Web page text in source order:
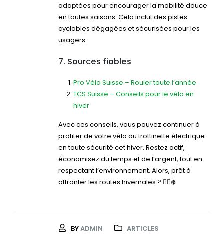
adaptées pour encourager la mobilité douce
en toutes saisons. Cela inclut des pistes
cyclables dégagées et sécurisées pour les
usagers.
7. Sources fiables
Pro Vélo Suisse – Rouler toute l’année
TCS Suisse – Conseils pour le vélo en
hiver
Avec ces conseils, vous pouvez continuer à
profiter de votre vélo ou trottinette électrique
en toute sécurité cet hiver. Restez actif,
économisez du temps et de l’argent, tout en
respectant l’environnement. Alors, prêt à
affronter les routes hivernales ? 🚴‍♂️❄️
BYADMIN
ARTICLES